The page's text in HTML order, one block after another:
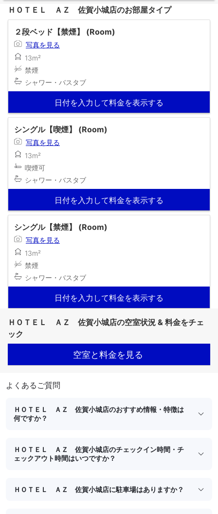
ＨＯＴＥＬ ＡＺ 佐賀小城店のお部屋タイプ
２段ベッド【禁煙】 (Room)
写真を見る
13m²
禁煙
シャワー・バスタブ
日付を入力して料金を表示する
シングル【喫煙】 (Room)
写真を見る
13m²
喫煙可
シャワー・バスタブ
日付を入力して料金を表示する
シングル【禁煙】 (Room)
写真を見る
13m²
禁煙
シャワー・バスタブ
日付を入力して料金を表示する
ＨＯＴＥＬ ＡＺ 佐賀小城店の空室状況 & 料金をチェ
ック
空室と料金を見る
よくあるご質問
ＨＯＴＥＬ ＡＺ 佐賀小城店のおすすめ情報・特徴は
何ですか？
ＨＯＴＥＬ ＡＺ 佐賀小城店のチェックイン時間・チ
ェックアウト時間はいつですか？
ＨＯＴＥＬ ＡＺ 佐賀小城店に駐車場はありますか？